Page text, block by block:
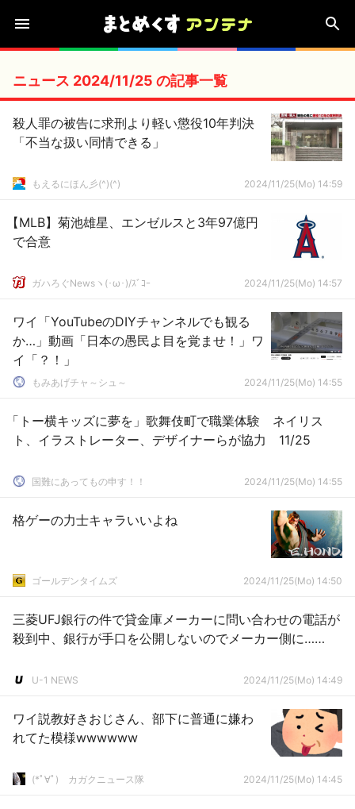
ニュース 2024/11/25 の記事一覧
殺人罪の被告に求刑より軽い懲役10年判決
「不当な扱い同情できる」
もえるにほん彡(^)(^) 2024/11/25(Mo) 14:59
【MLB】菊池雄星、エンゼルスと3年97億円
で合意
ガハろぐNewsヽ(･ω･)/ｽﾞｺｰ 2024/11/25(Mo) 14:57
ワイ「YouTubeのDIYチャンネルでも観る
か…」動画「日本の愚民よ目を覚ませ！」ワ
イ「？！」
もみあげチャ～シュ～ 2024/11/25(Mo) 14:55
「トー横キッズに夢を」歌舞伎町で職業体験 ネイリス
ト、イラストレーター、デザイナーらが協力 11/25
国難にあってもの申す！！ 2024/11/25(Mo) 14:55
格ゲーの力士キャラいいよね
ゴールデンタイムズ 2024/11/25(Mo) 14:50
三菱UFJ銀行の件で貸金庫メーカーに問い合わせの電話が
殺到中、銀行が手口を公開しないのでメーカー側に……
U-1 NEWS 2024/11/25(Mo) 14:49
ワイ説教好きおじさん、部下に普通に嫌わ
れてた模様wwwwww
(*ﾟ∀ﾟ)ゞカガクニュース隊 2024/11/25(Mo) 14:45